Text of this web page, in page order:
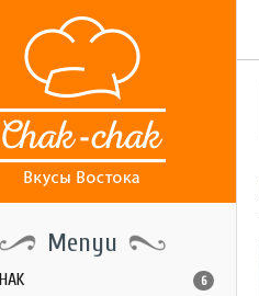
Menyu
6